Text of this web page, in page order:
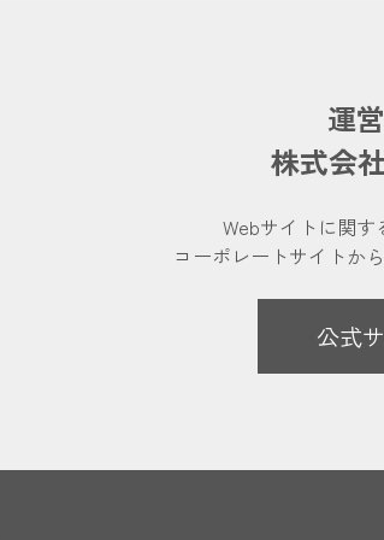
運
株式会
Webサイトに関
コーポレートサイトから
公式